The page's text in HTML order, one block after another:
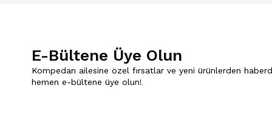
E-Bültene Üye Olun
Kompedan ailesine özel fırsatlar ve yeni ürünlerden
hemen e-bültene üye olun!